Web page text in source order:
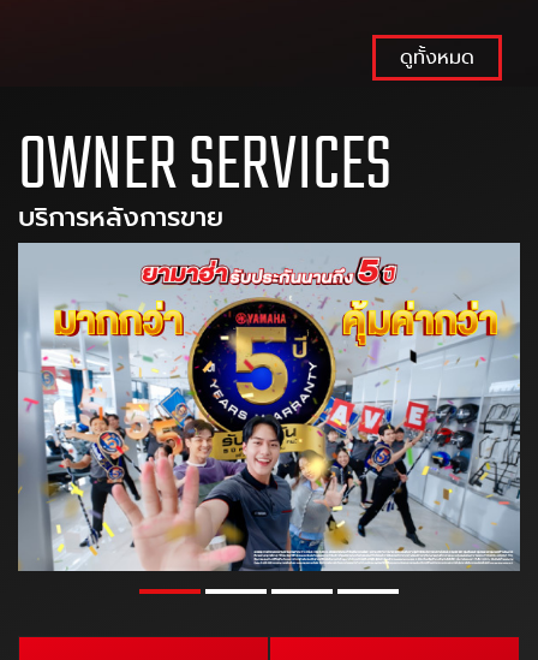
ดูทั้งหมด
OWNER SERVICES
บริการหลังการขาย